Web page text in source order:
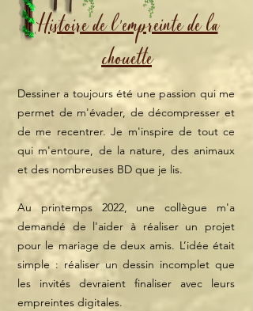
Histoire de l'empreinte de la
chouette
Dessiner a toujours été une passion qui me
permet de m'évader, de décompresser et
de me recentrer. Je m'inspire de tout ce
qui m'entoure, de la nature, des animaux
et des nombreuses BD que je lis.
Au printemps 2022, une collègue m'a
demandé de l'aider à réaliser un projet
pour le mariage de deux amis. L’idée était
simple : réaliser un dessin incomplet que
les invités devraient finaliser avec leurs
empreintes digitales.